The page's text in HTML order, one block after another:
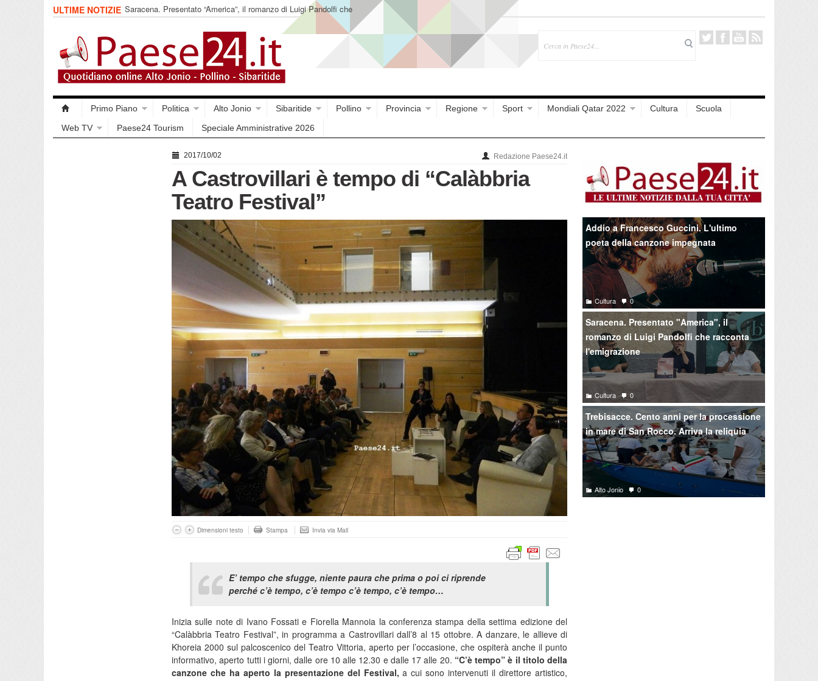
ULTIME NOTIZIE Saracena. Presentato “America”, il romanzo di Luigi Pandolfi che
racconta l’emigrazione
Primo Piano Politica Alto Jonio Sibaritide Pollino Provincia Regione Sport Mondiali Qatar 2022 Cultura
Scuola
Web TV
Paese24 Tourism Speciale Amministrative 2026
2017/10/02 Redazione Paese24.it
A Castrovillari è tempo di “Calàbbria
Teatro Festival”
Dimensioni testo Stampa Invia via Mail
E’ tempo che sfugge, niente paura che prima o poi ci riprende
perché c’è tempo, c’è tempo c’è tempo, c’è tempo…
Inizia sulle note di Ivano Fossati e Fiorella Mannoia la conferenza stampa della settima edizione del
“Calàbbria Teatro Festival”, in programma a Castrovillari dall’8 al 15 ottobre. A danzare, le allieve di
Khoreia 2000 sul palcoscenico del Teatro Vittoria, aperto per l’occasione, che ospiterà anche il punto
informativo, aperto tutti i giorni, dalle ore 10 alle 12.30 e dalle 17 alle 20. “C’è tempo” è il titolo della
canzone che ha aperto la presentazione del Festival, a cui sono intervenuti il direttore artistico,
Addio a Francesco Guccini. L'ultimo
poeta della canzone impegnata
Cultura 0
Saracena. Presentato "America", il
romanzo di Luigi Pandolfi che racconta
l'emigrazione
Cultura 0
Trebisacce. Cento anni per la processione
in mare di San Rocco. Arriva la reliquia
Alto Jonio 0